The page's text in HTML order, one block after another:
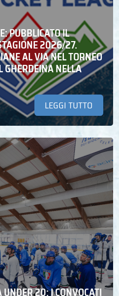
PUBBLICATO IL
2026/27.
AL VIA NEL TORNEO
GHERDEINA NELLA
LEGGI TUTTO
20: I CONVOCATI